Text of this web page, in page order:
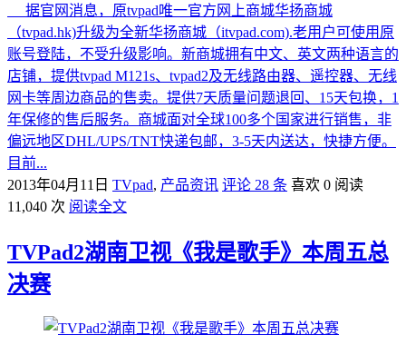
据官网消息，原tvpad唯一官方网上商城华扬商城
（tvpad.hk)升级为全新华扬商城（itvpad.com).老用户可使用原
账号登陆，不受升级影响。新商城拥有中文、英文两种语言的
店铺，提供tvpad M121s、tvpad2及无线路由器、遥控器、无线
网卡等周边商品的售卖。提供7天质量问题退回、15天包换，1
年保修的售后服务。商城面对全球100多个国家进行销售，非
偏远地区DHL/UPS/TNT快递包邮，3-5天内送达，快捷方便。
目前...
2013年04月11日 TVpad, 产品资讯 评论 28 条 喜欢 0 阅读
11,040 次 阅读全文
TVPad2湖南卫视《我是歌手》本周五总
决赛